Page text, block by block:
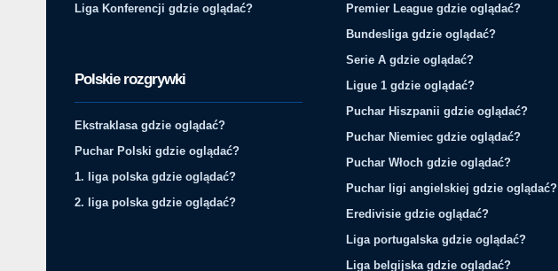
Liga Konferencji gdzie oglądać?
Polskie rozgrywki
Ekstraklasa gdzie oglądać?
Puchar Polski gdzie oglądać?
1. liga polska gdzie oglądać?
2. liga polska gdzie oglądać?
Premier League gdzie oglądać?
Bundesliga gdzie oglądać?
Serie A gdzie oglądać?
Ligue 1 gdzie oglądać?
Puchar Hiszpanii gdzie oglądać?
Puchar Niemiec gdzie oglądać?
Puchar Włoch gdzie oglądać?
Puchar ligi angielskiej gdzie oglądać?
Eredivisie gdzie oglądać?
Liga portugalska gdzie oglądać?
Liga belgijska gdzie oglądać?